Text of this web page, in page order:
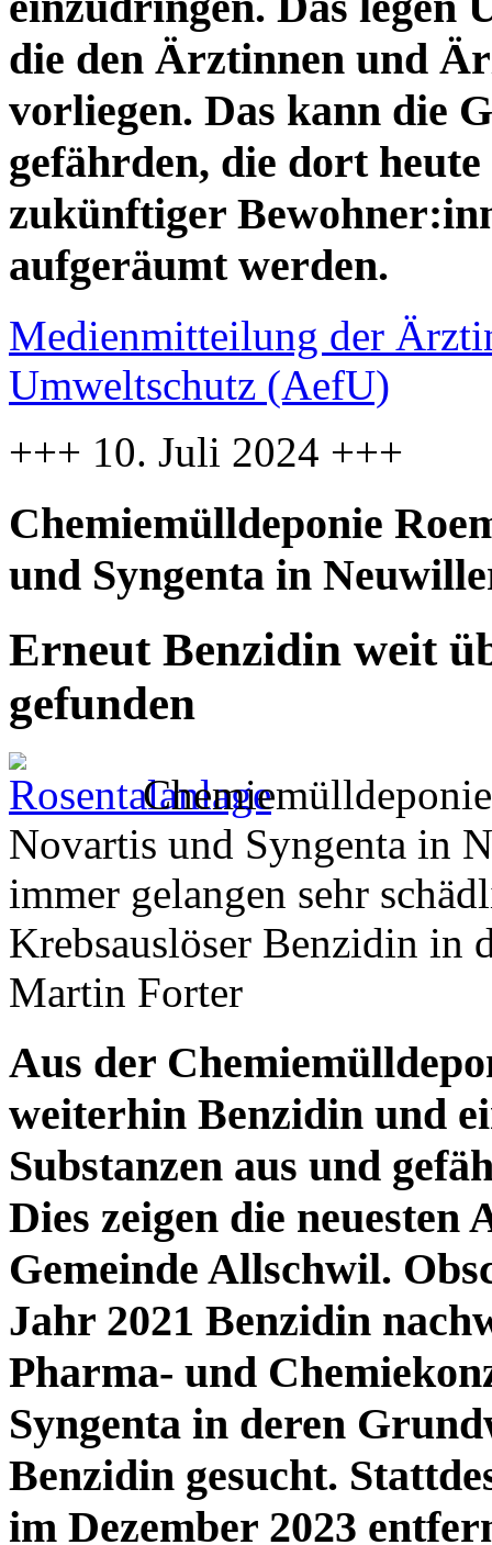
die den Ärztinnen und
vorliegen. Das kann die
gefährden, die dort
zukünftiger
aufgeräumt werden.
Medienmitteilung der
Umweltschutz (AefU)
+++ 10. Juli 2024 +++
Chemiemülldeponie
und Syngenta in
Erneut Benzidin weit
gefunden
Novartis und Syngenta in
immer gelangen sehr
Krebsauslöser Benzidin in
Martin Forter
Aus der
weiterhin Benzidin und
Substanzen aus und
Dies zeigen die neuesten
Gemeinde Allschwil.
Jahr 2021 Benzidin
Pharma- und
Syngenta in deren
Benzidin gesucht.
im Dezember 2023